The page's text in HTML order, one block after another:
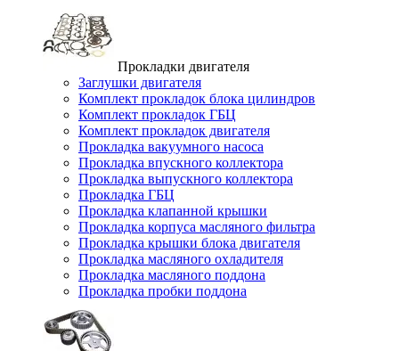
Прокладки двигателя
Заглушки двигателя
Комплект прокладок блока цилиндров
Комплект прокладок ГБЦ
Комплект прокладок двигателя
Прокладка вакуумного насоса
Прокладка впускного коллектора
Прокладка выпускного коллектора
Прокладка ГБЦ
Прокладка клапанной крышки
Прокладка корпуса масляного фильтра
Прокладка крышки блока двигателя
Прокладка масляного охладителя
Прокладка масляного поддона
Прокладка пробки поддона